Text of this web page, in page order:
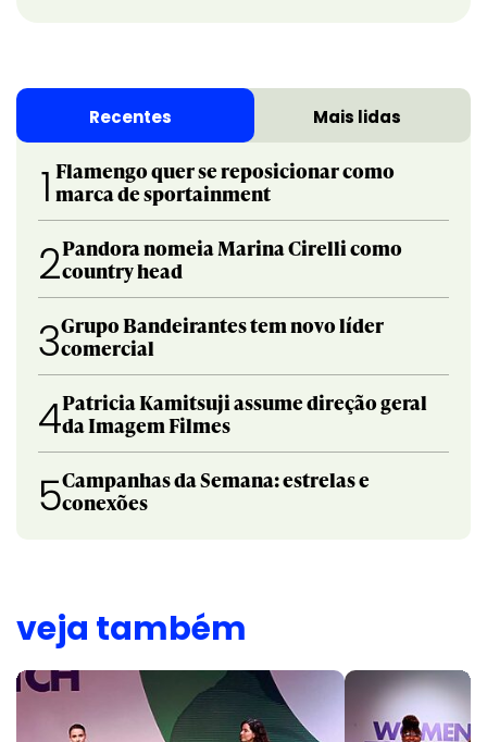
Recentes Mais lidas
1 Flamengo quer se reposicionar como
marca de sportainment
2Pandora nomeia Marina Cirelli como
country head
3Grupo Bandeirantes tem novo líder
comercial
4Patricia Kamitsuji assume direção geral
da Imagem Filmes
5Campanhas da Semana: estrelas e
conexões
veja também